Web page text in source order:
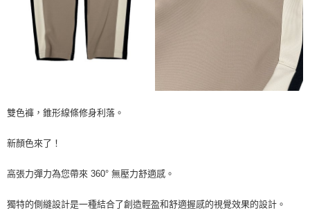
雙色褲，錐形線條修身利落。
新顏色來了！
高張力彈力為您帶來 360° 無壓力舒適感。
獨特的側縫設計是一種結合了創造輕盈和舒適握感的視覺效果的設計。